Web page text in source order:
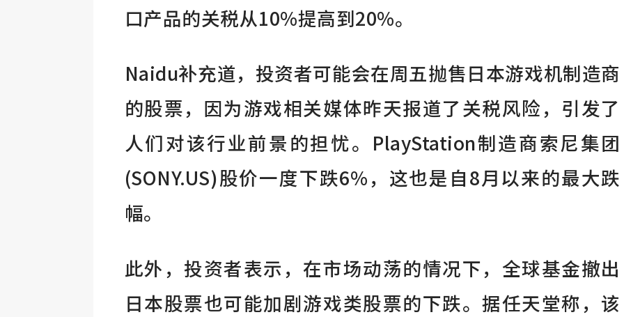
口产品的关税从10%提高到20%。
Naidu补充道，投资者可能会在周五抛售日本游戏机制造商
的股票，因为游戏相关媒体昨天报道了关税风险，引发了
人们对该行业前景的担忧。PlayStation制造商索尼集团
(SONY.US)股价一度下跌6%，这也是自8月以来的最大跌
幅。
此外，投资者表示，在市场动荡的情况下，全球基金撤出
日本股票也可能加剧游戏类股票的下跌。据任天堂称，该